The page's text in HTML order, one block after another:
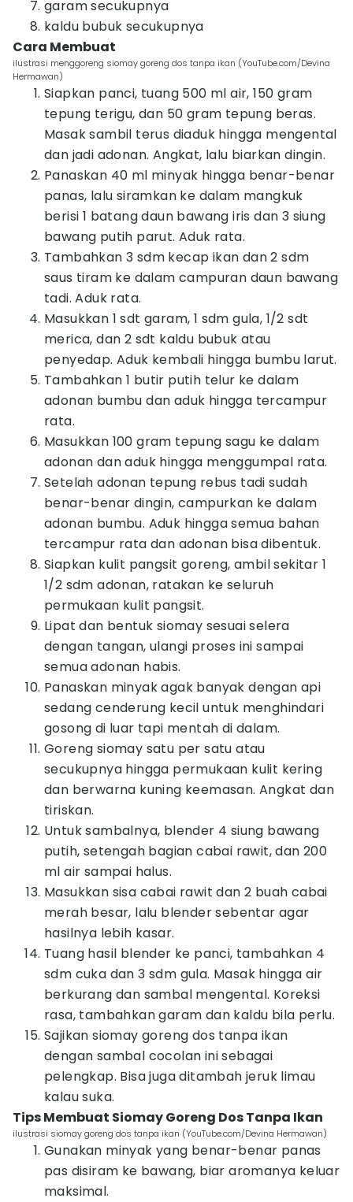
garam secukupnya
kaldu bubuk secukupnya
Cara Membuat
ilustrasi menggoreng siomay goreng dos tanpa ikan (YouTube.com/Devina
Hermawan)
Siapkan panci, tuang 500 ml air, 150 gram
tepung terigu, dan 50 gram tepung beras.
Masak sambil terus diaduk hingga mengental
dan jadi adonan. Angkat, lalu biarkan dingin.
Panaskan 40 ml minyak hingga benar-benar
panas, lalu siramkan ke dalam mangkuk
berisi 1 batang daun bawang iris dan 3 siung
bawang putih parut. Aduk rata.
Tambahkan 3 sdm kecap ikan dan 2 sdm
saus tiram ke dalam campuran daun bawang
tadi. Aduk rata.
Masukkan 1 sdt garam, 1 sdm gula, 1/2 sdt
merica, dan 2 sdt kaldu bubuk atau
penyedap. Aduk kembali hingga bumbu larut.
Tambahkan 1 butir putih telur ke dalam
adonan bumbu dan aduk hingga tercampur
rata.
Masukkan 100 gram tepung sagu ke dalam
adonan dan aduk hingga menggumpal rata.
Setelah adonan tepung rebus tadi sudah
benar-benar dingin, campurkan ke dalam
adonan bumbu. Aduk hingga semua bahan
tercampur rata dan adonan bisa dibentuk.
Siapkan kulit pangsit goreng, ambil sekitar 1
1/2 sdm adonan, ratakan ke seluruh
permukaan kulit pangsit.
Lipat dan bentuk siomay sesuai selera
dengan tangan, ulangi proses ini sampai
semua adonan habis.
Panaskan minyak agak banyak dengan api
sedang cenderung kecil untuk menghindari
gosong di luar tapi mentah di dalam.
Goreng siomay satu per satu atau
secukupnya hingga permukaan kulit kering
dan berwarna kuning keemasan. Angkat dan
tiriskan.
Untuk sambalnya, blender 4 siung bawang
putih, setengah bagian cabai rawit, dan 200
ml air sampai halus.
Masukkan sisa cabai rawit dan 2 buah cabai
merah besar, lalu blender sebentar agar
hasilnya lebih kasar.
Tuang hasil blender ke panci, tambahkan 4
sdm cuka dan 3 sdm gula. Masak hingga air
berkurang dan sambal mengental. Koreksi
rasa, tambahkan garam dan kaldu bila perlu.
Sajikan siomay goreng dos tanpa ikan
dengan sambal cocolan ini sebagai
pelengkap. Bisa juga ditambah jeruk limau
kalau suka.
Tips Membuat Siomay Goreng Dos Tanpa Ikan
ilustrasi siomay goreng dos tanpa ikan (YouTube.com/Devina Hermawan)
Gunakan minyak yang benar-benar panas
pas disiram ke bawang, biar aromanya keluar
maksimal.